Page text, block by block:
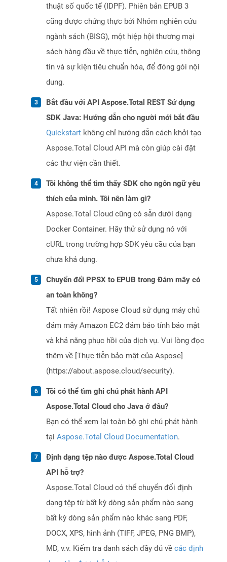
thuật số quốc tế (IDPF). Phiên bản EPUB 3
cũng được chứng thực bởi Nhóm nghiên cứu
ngành sách (BISG), một hiệp hội thương mại
sách hàng đầu về thực tiễn, nghiên cứu, thông
tin và sự kiện tiêu chuẩn hóa, để đóng gói nội
dung.
Bắt đầu với API Aspose.Total REST Sử dụng
SDK Java: Hướng dẫn cho người mới bắt đầu
Quickstart không chỉ hướng dẫn cách khởi tạo
Aspose.Total Cloud API mà còn giúp cài đặt
các thư viện cần thiết.
Tôi không thể tìm thấy SDK cho ngôn ngữ yêu
thích của mình. Tôi nên làm gì?
Aspose.Total Cloud cũng có sẵn dưới dạng
Docker Container. Hãy thử sử dụng nó với
cURL trong trường hợp SDK yêu cầu của bạn
chưa khả dụng.
Chuyển đổi PPSX to EPUB trong Đám mây có
an toàn không?
Tất nhiên rồi! Aspose Cloud sử dụng máy chủ
đám mây Amazon EC2 đảm bảo tính bảo mật
và khả năng phục hồi của dịch vụ. Vui lòng đọc
thêm về [Thực tiễn bảo mật của Aspose]
(https://about.aspose.cloud/security).
Tôi có thể tìm ghi chú phát hành API
Aspose.Total Cloud cho Java ở đâu?
Bạn có thể xem lại toàn bộ ghi chú phát hành
tại Aspose.Total Cloud Documentation.
Định dạng tệp nào được Aspose.Total Cloud
API hỗ trợ?
Aspose.Total Cloud có thể chuyển đổi định
dạng tệp từ bất kỳ dòng sản phẩm nào sang
bất kỳ dòng sản phẩm nào khác sang PDF,
DOCX, XPS, hình ảnh (TIFF, JPEG, PNG BMP),
MD, v.v. Kiểm tra danh sách đầy đủ về các định